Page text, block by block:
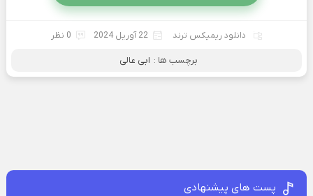
دانلود ریمیکس ترند 22 آوریل 2024 0 نظر
برچسب ها : ابی عالی
پست های پیشنهادی